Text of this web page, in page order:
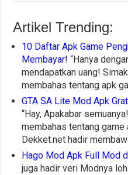
Artikel Trending:
10 Daftar Apk Game
Membayar! “Hanya
mendapatkan uang!
membahas tentang apk
GTA SA Lite Mod Apk
“Hay, Apakabar
membahas tentang
Dekket.net hadir
Hago Mod Apk Full Mod
juga hadir veri Modnya